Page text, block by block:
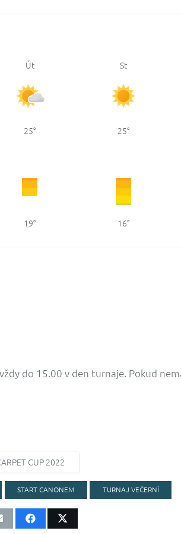
Út St
25 25
19 16
do 15.00 v den turnaje. Pokud
CUP 2022
START CANONEM TURNAJ VEČERNÍ